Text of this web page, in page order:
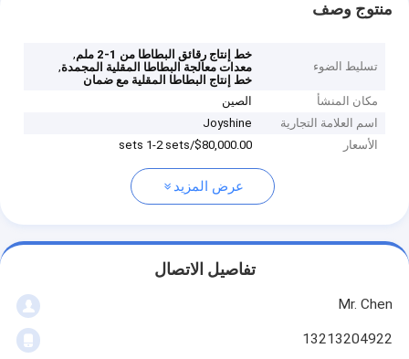
منتوج وصف
تسليط الضوء
خط إنتاج رقائق البطاطا من 1-2 ملم
,
معدات معالجة البطاطا المقلية المجمدة,
خط إنتاج البطاطا المقلية مع ضمان
مكان المنشأ
الصين
اسم العلامة التجارية
Joyshine
الأسعار
$80,000.00/sets 1-2 sets
عرض المزيد
تفاصيل الاتصال
Mr. Chen
13213204922